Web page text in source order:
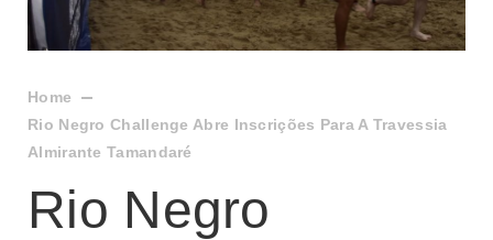
Home
Rio Negro Challenge Abre Inscrições Para A Travessia
Almirante Tamandaré
Rio Negro